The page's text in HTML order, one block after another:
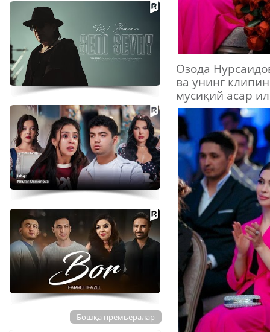
Озода
ва унинг
мусиқий асар
Бошқа премьералар